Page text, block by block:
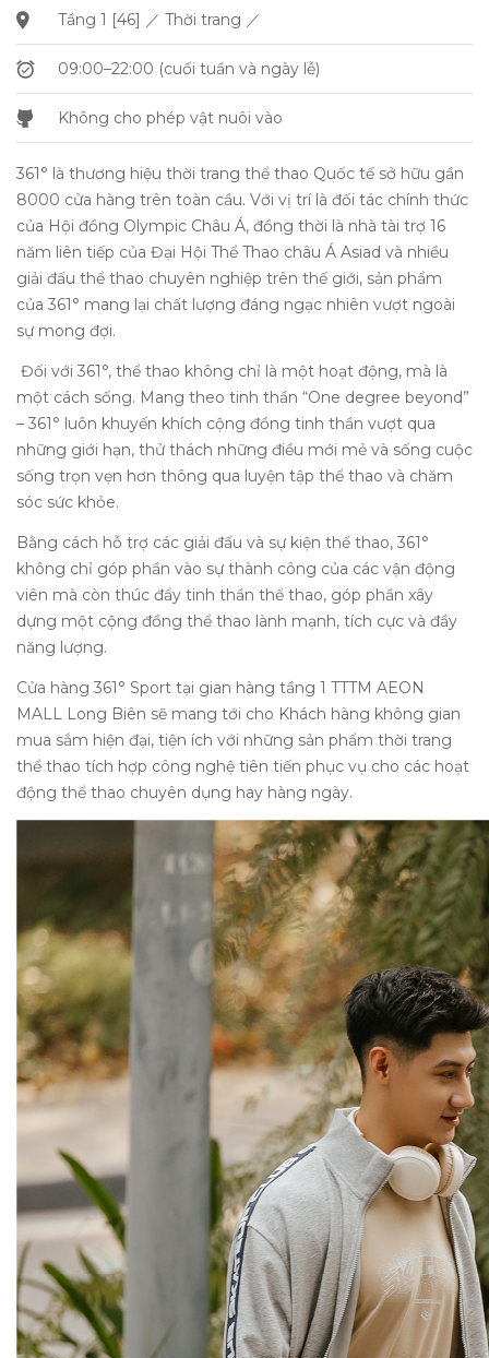
Tầng 1 [46] ／ Thời trang ／
09:00–22:00 (cuối tuần và ngày lễ)
Không cho phép vật nuôi vào
361° là thương hiệu thời trang thể thao Quốc tế sở hữu gần
8000 cửa hàng trên toàn cầu. Với vị trí là đối tác chính thức
của Hội đồng Olympic Châu Á, đồng thời là nhà tài trợ 16
năm liên tiếp của Đại Hội Thể Thao châu Á Asiad và nhiều
giải đấu thể thao chuyên nghiệp trên thế giới, sản phẩm
của 361° mang lại chất lượng đáng ngạc nhiên vượt ngoài
sự mong đợi.
Đối với 361°, thể thao không chỉ là một hoạt động, mà là
một cách sống. Mang theo tinh thần “One degree beyond”
– 361° luôn khuyến khích cộng đồng tinh thần vượt qua
những giới hạn, thử thách những điều mới mẻ và sống cuộc
sống trọn vẹn hơn thông qua luyện tập thể thao và chăm
sóc sức khỏe.
Bằng cách hỗ trợ các giải đấu và sự kiện thể thao, 361°
không chỉ góp phần vào sự thành công của các vận động
viên mà còn thúc đẩy tinh thần thể thao, góp phần xây
dựng một cộng đồng thể thao lành mạnh, tích cực và đầy
năng lượng.
Cửa hàng 361° Sport tại gian hàng tầng 1 TTTM AEON
MALL Long Biên sẽ mang tới cho Khách hàng không gian
mua sắm hiện đại, tiện ích với những sản phẩm thời trang
thể thao tích hợp công nghệ tiên tiến phục vụ cho các hoạt
động thể thao chuyên dụng hay hàng ngày.